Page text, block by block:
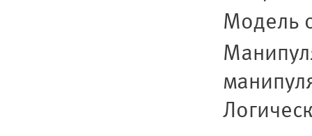
Модель